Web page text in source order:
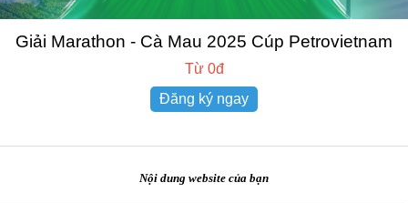
Nội dung website của bạn